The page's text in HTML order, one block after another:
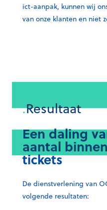
ict-aanpak, kunnen wij
van onze klanten en niet
.Resultaat
Een daling
aantal
tickets
De dienstverlening van
volgende resultaten: